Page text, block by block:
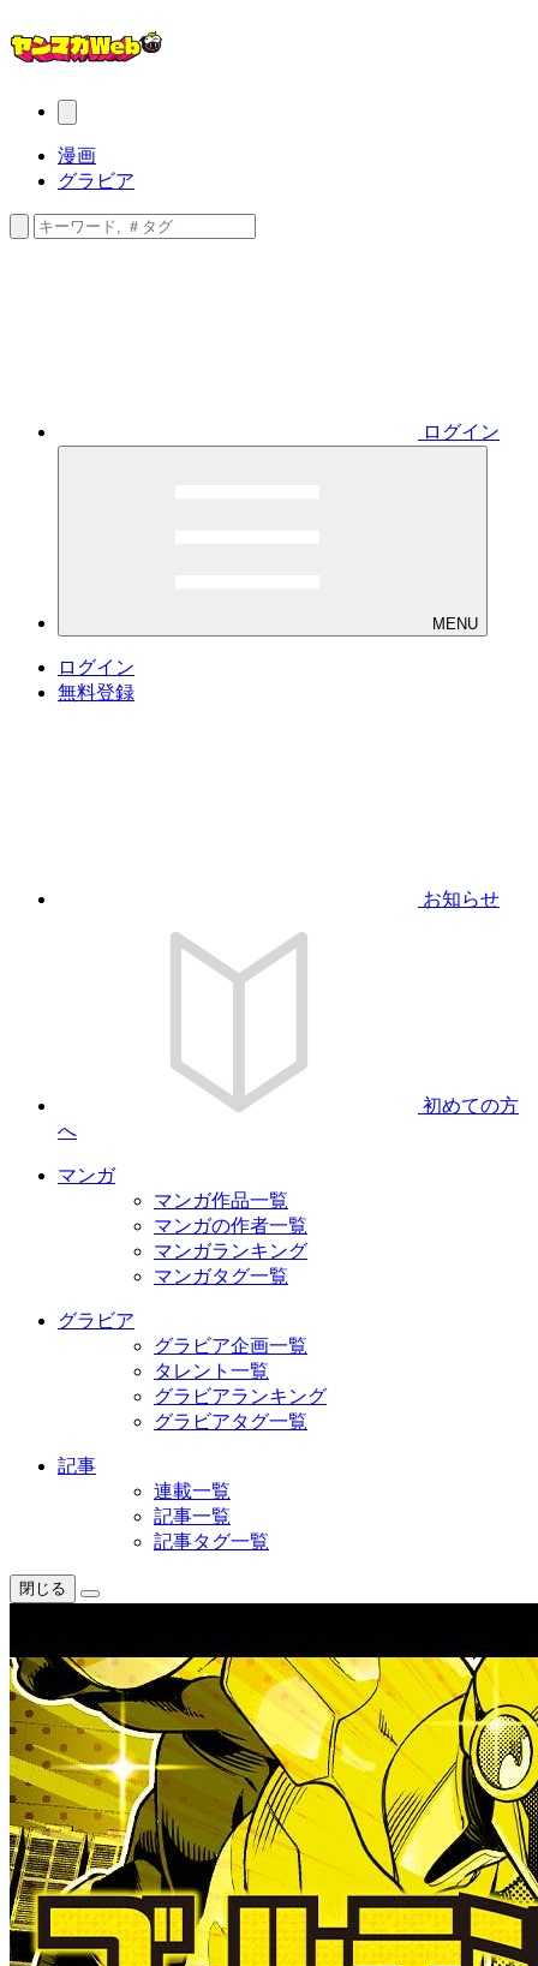
漫画
グラビア
ログイン
MENU
ログイン
無料登録
お知らせ
初めての方
へ
マンガ
マンガ作品一覧
マンガの作者一覧
マンガランキング
マンガタグ一覧
グラビア
グラビア企画一覧
タレント一覧
グラビアランキング
グラビアタグ一覧
記事
連載一覧
記事一覧
記事タグ一覧
閉じる